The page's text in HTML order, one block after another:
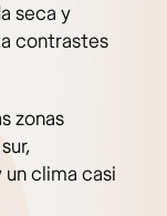
seca y
contrastes
zonas
clima casi